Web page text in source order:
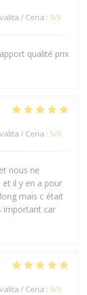
/ Cena : 5/5
qualité prix
/ Cena : 5/5
nous ne
il y en a pour
mais c était
important car
/ Cena : 5/5